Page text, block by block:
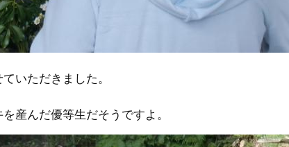
いただきました。
産んだ優等生だそうですよ。